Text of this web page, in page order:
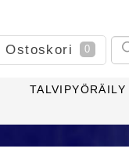
Ostoskori 0
TALVIPYÖRÄILY